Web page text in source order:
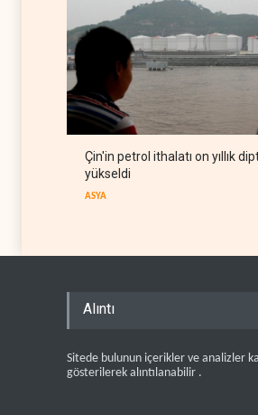
Çin'in petrol ithalatı on yıllık
yükseldi
ASYA
Alıntı
Sitede bulunun içerikler ve analizler
gösterilerek alıntılanabilir .